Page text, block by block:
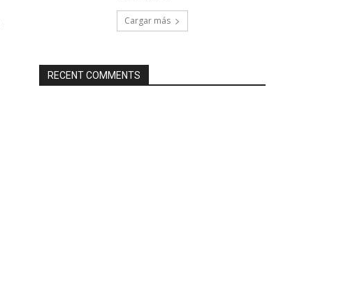
Cargar más
RECENT COMMENTS